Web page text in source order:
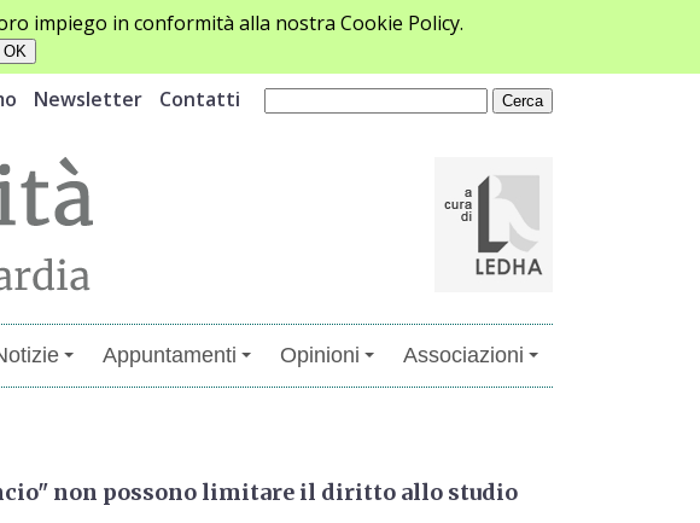
impiego in conformità alla nostra Cookie Policy.
Newsletter Contatti
Appuntamenti Opinioni Associazioni
non possono limitare il diritto allo studio